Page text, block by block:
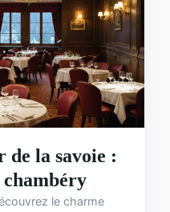
de la savoie :
le charme